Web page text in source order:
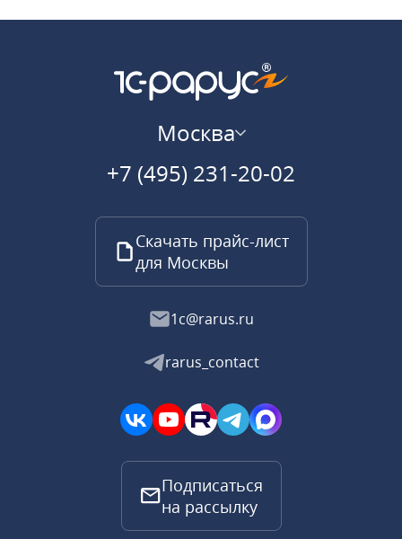
Москва
+7 (495) 231-20-02
Скачать прайс-лист
для Москвы
1c@rarus.ru
rarus_contact
Подписаться
на рассылку